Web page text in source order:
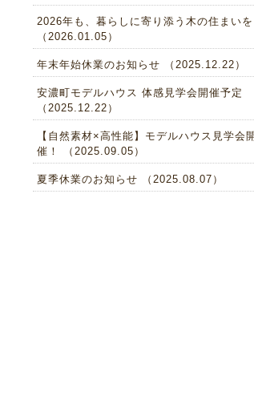
2026年も、暮らしに寄り添う木の住まいを
（2026.01.05）
年末年始休業のお知らせ （2025.12.22）
安濃町モデルハウス 体感見学会開催予定
（2025.12.22）
【自然素材×高性能】モデルハウス見学会開
催！ （2025.09.05）
夏季休業のお知らせ （2025.08.07）